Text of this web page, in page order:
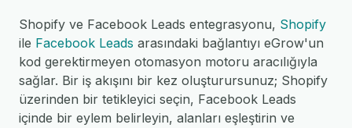
Shopify ve Facebook Leads entegrasyonu, Shopify
ile Facebook Leads arasındaki bağlantıyı eGrow'un
kod gerektirmeyen otomasyon motoru aracılığıyla
sağlar. Bir iş akışını bir kez oluşturursunuz; Shopify
üzerinden bir tetikleyici seçin, Facebook Leads
içinde bir eylem belirleyin, alanları eşleştirin ve